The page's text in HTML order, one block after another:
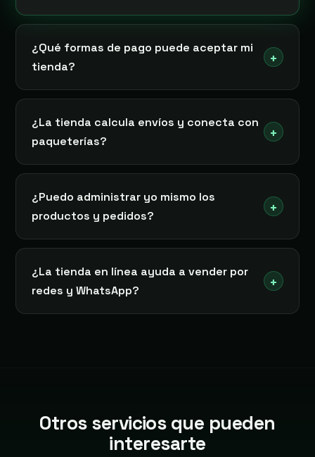
¿Qué formas de pago puede aceptar mi
tienda?
+
¿La tienda calcula envíos y conecta con
paqueterías?
+
¿Puedo administrar yo mismo los
productos y pedidos?
+
¿La tienda en línea ayuda a vender por
redes y WhatsApp?
+
Otros servicios que pueden
interesarte